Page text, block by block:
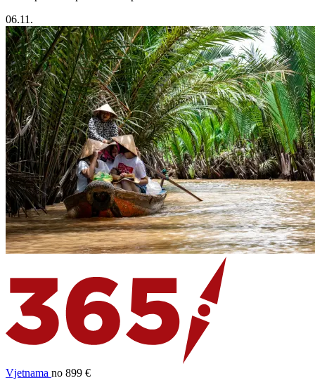
06.11.
Vjetnama no 899 €